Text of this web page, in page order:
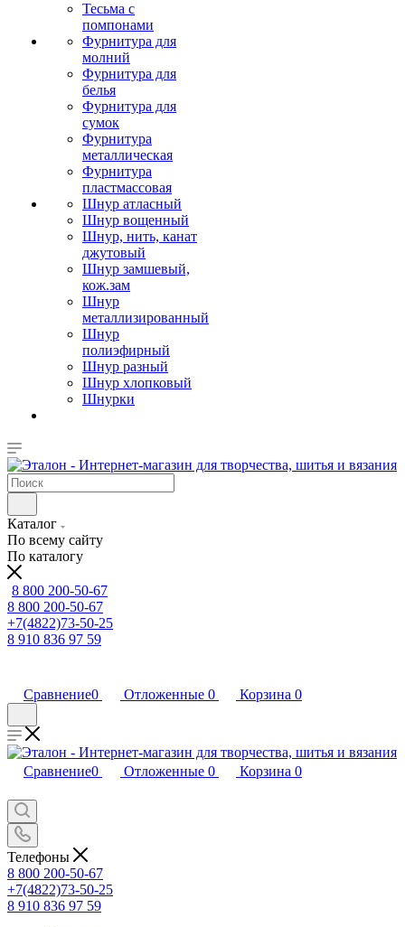
Тесьма с
помпонами
Фурнитура для
молний
Фурнитура для
белья
Фурнитура для
сумок
Фурнитура
металлическая
Фурнитура
пластмассовая
Шнур атласный
Шнур вощенный
Шнур, нить, канат
джутовый
Шнур замшевый,
кож.зам
Шнур
металлизированный
Шнур
полиэфирный
Шнур разный
Шнур хлопковый
Шнурки
Каталог
По всему сайту
По каталогу
8 800 200-50-67
8 800 200-50-67
+7(4822)73-50-25
8 910 836 97 59
Сравнение0 Отложенные 0 Корзина 0
Сравнение0 Отложенные 0 Корзина 0
Телефоны
8 800 200-50-67
+7(4822)73-50-25
8 910 836 97 59